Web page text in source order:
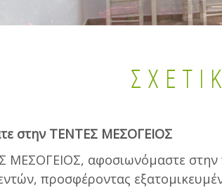
στην ΤΕΝΤΕΣ ΜΕΣΟΓΕΙΟΣ
ΜΕΣΟΓΕΙΟΣ, αφοσιωνόμαστε στην
προσφέροντας